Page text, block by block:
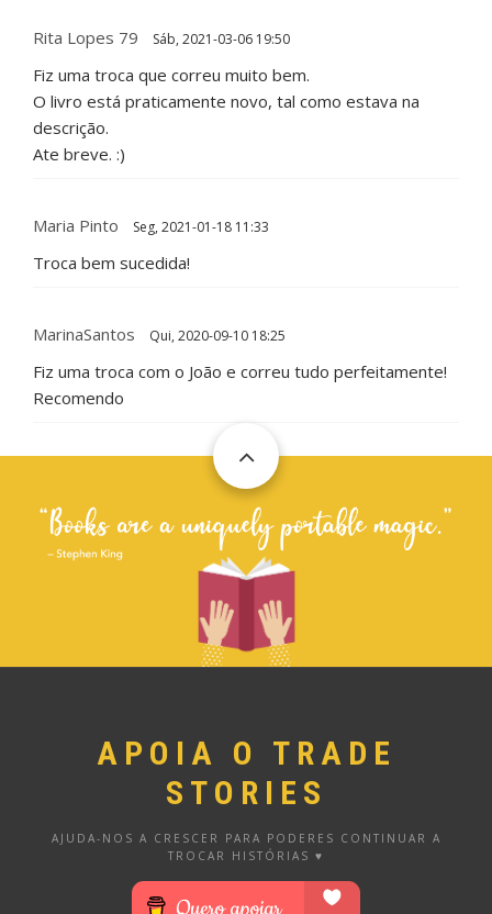
Rita Lopes 79 Sáb, 2021-03-06 19:50
Fiz uma troca que correu muito bem.
O livro está praticamente novo, tal como estava na
descrição.
Ate breve. :)
Maria Pinto Seg, 2021-01-18 11:33
Troca bem sucedida!
MarinaSantos Qui, 2020-09-10 18:25
Fiz uma troca com o João e correu tudo perfeitamente!
Recomendo
APOIA O TRADE
STORIES
AJUDA-NOS A CRESCER PARA PODERES CONTINUAR A
TROCAR HISTÓRIAS ♥